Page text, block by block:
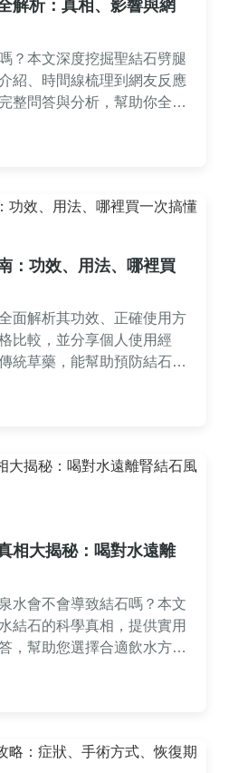
解析：真相、影響與網
？本文深度挖掘聖結石劈腿
紹、時間線梳理到網友反應
整問答與分析，幫助你全面
：功效、用法、哪裡買
面解析其功效、正確使用方
比較，並分享個人使用經
統草藥，能幫助預防結石，
初次接觸還是深度了解，這
相大揭秘：喝對水遠離
水會不會導致結石嗎？本文
結石的科學真相，提供實用
，幫助您選擇合適飲水方